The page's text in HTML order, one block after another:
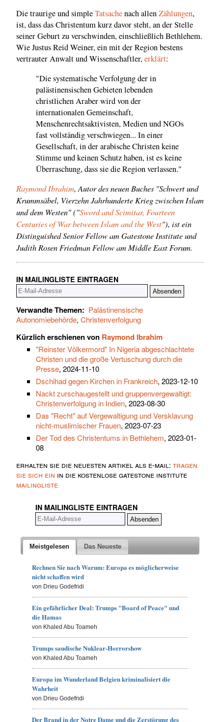
Die traurige und simpleTatsachenach allenZählungen,
ist, dass das Christentum kurz davor steht, an der Stelle
seiner Geburt zu verschwinden, einschließlich Bethlehem.
Wie Justus Reid Weiner, ein mit der Region bestens
vertrauter Anwalt und Wissenschaftler,erklärt:
"Die systematische Verfolgung der in
palästinensischen Gebieten lebenden
christlichen Araber wird von der
internationalen Gemeinschaft,
Menschenrechtsaktivisten, Medien und NGOs
fast vollständig verschwiegen... In einer
Gesellschaft, in der arabische Christen keine
Stimme und keinen Schutz haben, ist es keine
Überraschung, dass sie die Region verlassen."
Raymond Ibrahim, Autor des neuen Buches "Schwert und
Krummsäbel, Vierzehn Jahrhunderte Krieg zwischen Islam
und dem Westen" ("Sword and Scimitar, Fourteen
Centuries of War between Islam and the West"), ist ein
Distinguished Senior Fellow am Gatestone Institute und
Judith Rosen Friedman Fellow am Middle East Forum.
IN MAILINGLISTE EINTRAGEN
Verwandte Themen: Palästinensische
Autonomiebehörde, Christenverfolgung
Kürzlich erschienen von Raymond Ibrahim
"Reinster Völkermord" In Nigeria abgeschlachtete
Christen und die große Vertuschung durch die
Presse, 2024-11-10
Dschihad gegen Kirchen in Frankreich, 2023-12-10
Nackt zurschaugestellt und gruppenvergewaltigt:
Christenverfolgung in Indien, 2023-08-30
Das "Recht" auf Vergewaltigung und Versklavung
nicht-muslimischer Frauen, 2023-07-23
Der Tod des Christentums in Bethlehem, 2023-01-
08
erhalten sie die neuesten artikel als e-mail: tragen
sie sich ein in die kostenlose gatestone institute
mailingliste
IN MAILINGLISTE EINTRAGEN
Meistgelesen Das Neueste
Rechnen Sie nach Warum: Europa es möglicherweise
nicht schaffen wird
von Drieu Godefridi
Ein gefährlicher Deal: Trumps "Board of Peace" und
die Hamas
von Khaled Abu Toameh
Trumps saudische Nuklear-Horrorshow
von Khaled Abu Toameh
Europa im Wunderland Belgien kriminalisiert die
Wahrheit
von Drieu Godefridi
Der Brand in der Notre Dame und die Zerstörung des